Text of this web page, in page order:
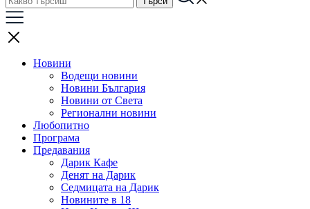
Новини
Водещи новини
Новини България
Новини от Света
Регионални новини
Любопитно
Програма
Предавания
Дарик Кафе
Денят на Дарик
Седмицата на Дарик
Новините в 18